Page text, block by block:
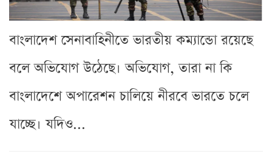
বাংলাদেশ সেনাবাহিনীতে ভারতীয় কম্যান্ডো রয়েছে
বলে অভিযোগ উঠেছে। অভিযোগ, তারা না কি
বাংলাদেশে অপারেশন চালিয়ে নীরবে ভারতে চলে
যাচ্ছে। যদিও...